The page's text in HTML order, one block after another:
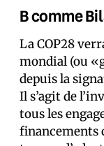
B comme
La COP28
mondial (ou
depuis la
Il s’agit de
tous les
financements